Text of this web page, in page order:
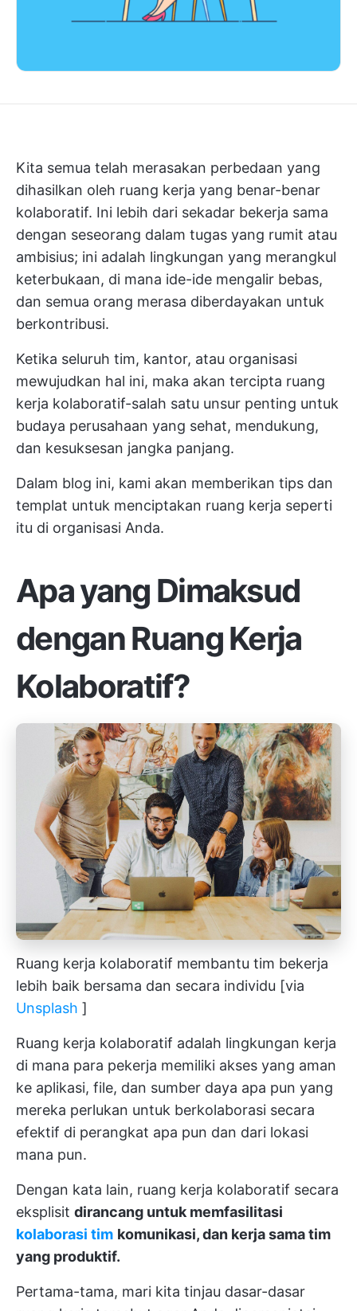
Kita semua telah merasakan perbedaan yang
dihasilkan oleh ruang kerja yang benar-benar
kolaboratif. Ini lebih dari sekadar bekerja sama
dengan seseorang dalam tugas yang rumit atau
ambisius; ini adalah lingkungan yang merangkul
keterbukaan, di mana ide-ide mengalir bebas,
dan semua orang merasa diberdayakan untuk
berkontribusi.
Ketika seluruh tim, kantor, atau organisasi
mewujudkan hal ini, maka akan tercipta ruang
kerja kolaboratif-salah satu unsur penting untuk
budaya perusahaan yang sehat, mendukung,
dan kesuksesan jangka panjang.
Dalam blog ini, kami akan memberikan tips dan
templat untuk menciptakan ruang kerja seperti
itu di organisasi Anda.
Apa yang Dimaksud
dengan Ruang Kerja
Kolaboratif?
Ruang kerja kolaboratif membantu tim bekerja
lebih baik bersama dan secara individu [via
Unsplash ]
Ruang kerja kolaboratif adalah lingkungan kerja
di mana para pekerja memiliki akses yang aman
ke aplikasi, file, dan sumber daya apa pun yang
mereka perlukan untuk berkolaborasi secara
efektif di perangkat apa pun dan dari lokasi
mana pun.
Dengan kata lain, ruang kerja kolaboratif secara
eksplisit dirancang untuk memfasilitasi
kolaborasi tim komunikasi, dan kerja sama tim
yang produktif.
Pertama-tama, mari kita tinjau dasar-dasar